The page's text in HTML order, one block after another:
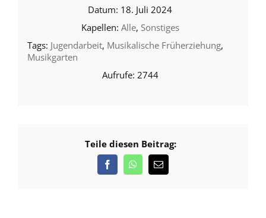
18. Juli 2024
Alle, Sonstiges
Jugendarbeit, Musikalische Früherziehung,
Musikgarten
2744
Teile diesen Beitrag: